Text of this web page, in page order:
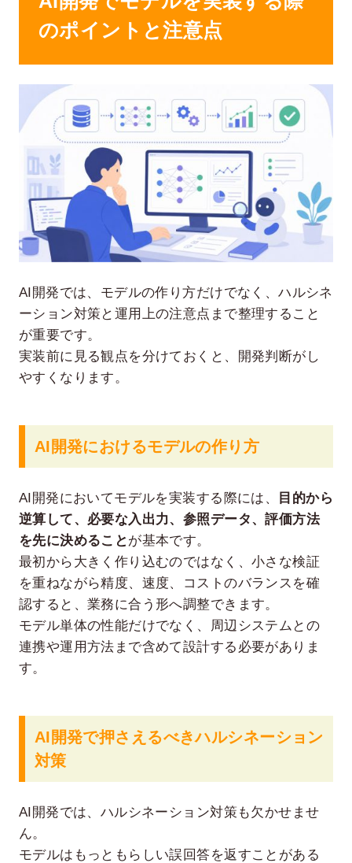
のポイントと注意点
AI開発では、モデルの作り方だけでなく、ハルシネ
ーション対策と運用上の注意点まで整理すること
が重要です。
実装前に見る観点を分けておくと、開発判断がし
やすくなります。
AI開発におけるモデルの作り方
AI開発においてモデルを実装する際には、
目的から
逆算して、必要な入出力、参照データ、評価方法
を先に決めること が基本です。
最初から大きく作り込むのではなく、小さな検証
を重ねながら精度、速度、コストのバランスを確
認すると、業務に合う形へ調整できます。
モデル単体の性能だけでなく、周辺システムとの
連携や運用方法まで含めて設計する必要がありま
す。
AI開発で押さえるべきハルシネーション
対策
AI開発では、ハルシネーション対策も欠かせませ
ん。
モデルはもっともらしい誤回答を返すことがある